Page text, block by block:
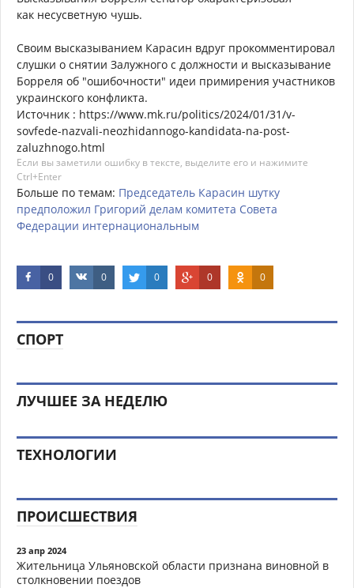
как несусветную чушь.
Своим высказыванием Карасин вдруг прокомментировал
слушки о снятии Залужного с должности и высказывание
Борреля об "ошибочности" идеи примирения участников
украинского конфликта.
Источник : https://www.mk.ru/politics/2024/01/31/v-
sovfede-nazvali-neozhidannogo-kandidata-na-post-
zaluzhnogo.html
Если вы заметили ошибку в тексте, выделите его и нажимите
Ctrl+Enter
Больше по темам: Председатель Карасин шутку
предположил Григорий делам комитета Совета
Федерации интернациональным
0 0 0 0 0
СПОРТ
ЛУЧШЕЕ ЗА НЕДЕЛЮ
ТЕХНОЛОГИИ
ПРОИСШЕСТВИЯ
23 апр 2024
Жительница Ульяновской области признана виновной в
столкновении поездов